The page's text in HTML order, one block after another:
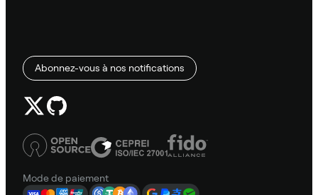
Abonnez-vous à nos notifications
Mode de paiement